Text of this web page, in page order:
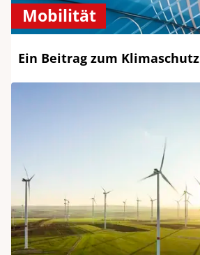
Mobilität
Ein Beitrag zum Klimaschutz